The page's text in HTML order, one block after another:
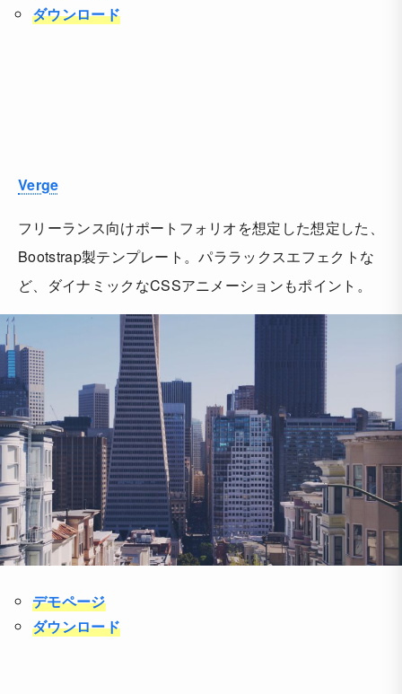
ダウンロード
Verge
フリーランス向けポートフォリオを想定した想定した、
Bootstrap製テンプレート。パララックスエフェクトな
ど、ダイナミックなCSSアニメーションもポイント。
デモページ
ダウンロード